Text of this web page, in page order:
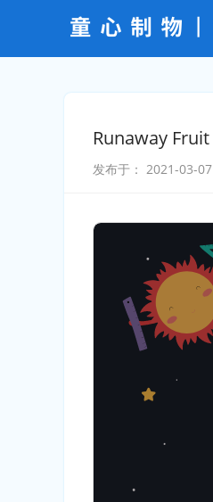
Runaway Fruit
发布于： 2021-03-07